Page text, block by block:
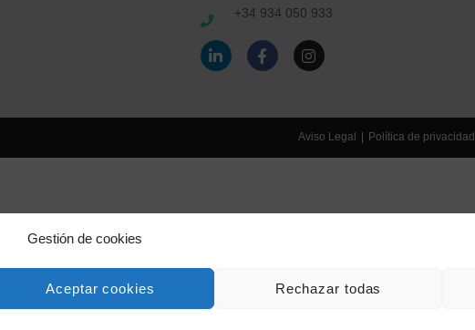
Gestión de cookies
Aceptar cookies Rechazar todas
+34 934 050 933
Aviso Legal Política de privacidad